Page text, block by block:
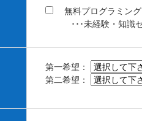
無料プログラミン
･･･未経験・知識
第一希望：
第二希望：